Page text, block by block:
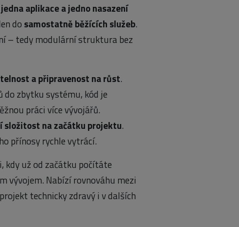
aplikace a jedno nasazení
do samostatně běžících služeb.
– tedy modulární struktura bez
a připravenost na růst.
do zbytku systému, kód je
práci více vývojářů.
složitost na začátku projektu.
přínosy rychle vytrácí.
kdy už od začátku počítáte
vývojem. Nabízí rovnováhu mezi
technicky zdravý i v dalších